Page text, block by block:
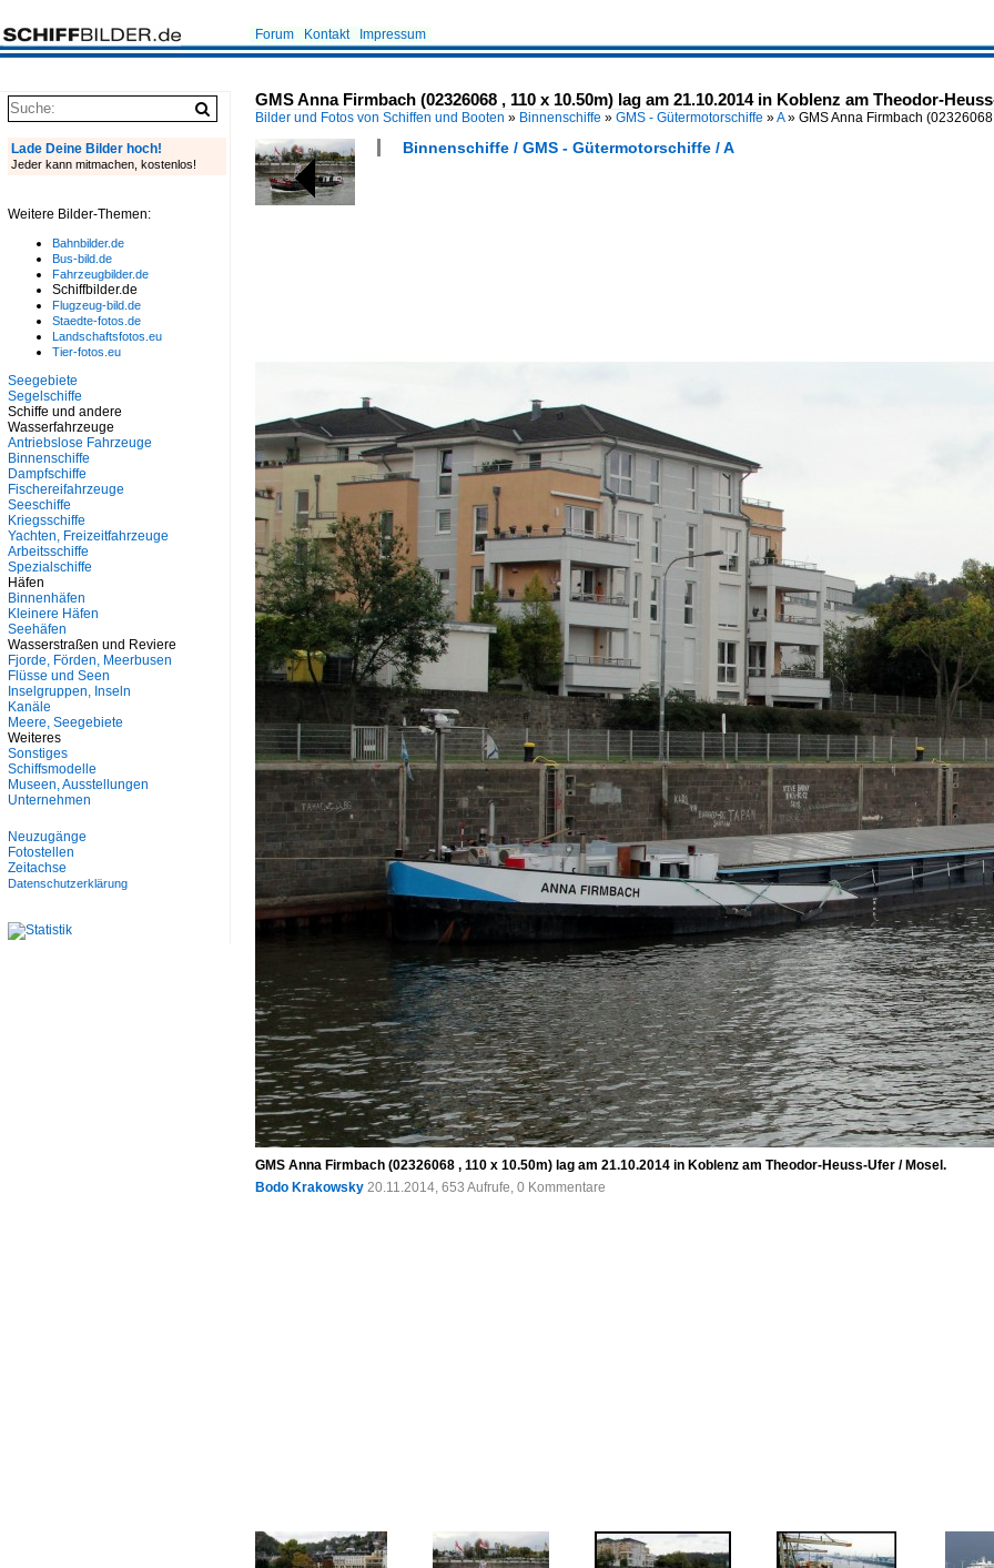
Forum Kontakt Impressum
GMS Anna Firmbach (02326068 , 110 x 10.50m) lag am 21.10.2014 in Koblenz am Theodor-
Bilder und Fotos von Schiffen und Booten » Binnenschiffe » GMS - Gütermotorschiffe »A» GMS Anna Firmbach
Binnenschiffe / GMS - Gütermotorschiffe / A
GMS Anna Firmbach (02326068 , 110 x 10.50m) lag am 21.10.2014 in Koblenz am Theodor-Heuss-Ufer / Mosel.
Bodo Krakowsky 20.11.2014, 653 Aufrufe, 0 Kommentare
Lade Deine Bilder hoch!
Jeder kann mitmachen, kostenlos!
Weitere Bilder-Themen:
Bahnbilder.de
Bus-bild.de
Fahrzeugbilder.de
Schiffbilder.de
Flugzeug-bild.de
Staedte-fotos.de
Landschaftsfotos.eu
Tier-fotos.eu
Seegebiete
Segelschiffe
Schiffe und andere
Wasserfahrzeuge
Antriebslose Fahrzeuge
Binnenschiffe
Dampfschiffe
Fischereifahrzeuge
Seeschiffe
Kriegsschiffe
Yachten, Freizeitfahrzeuge
Arbeitsschiffe
Spezialschiffe
Häfen
Binnenhäfen
Kleinere Häfen
Seehäfen
Wasserstraßen und Reviere
Fjorde, Förden, Meerbusen
Flüsse und Seen
Inselgruppen, Inseln
Kanäle
Meere, Seegebiete
Weiteres
Sonstiges
Schiffsmodelle
Museen, Ausstellungen
Unternehmen
Neuzugänge
Fotostellen
Zeitachse
Datenschutzerklärung